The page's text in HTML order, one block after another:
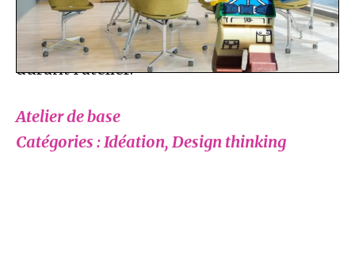
thématique/problématique qui permettra
de générer des idées sur un sujet précis
durant l’atelier.
Atelier de base
Catégories : Idéation, Design thinking